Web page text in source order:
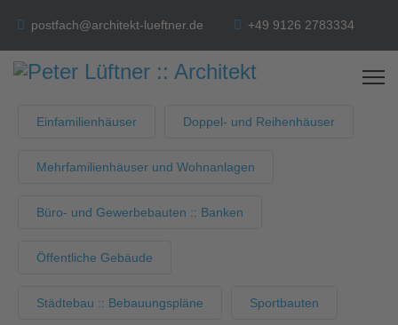
postfach@architekt-lueftner.de +49 9126 2783334
Einfamilienhäuser Doppel- und Reihenhäuser
Mehrfamilienhäuser und Wohnanlagen
Büro- und Gewerbebauten :: Banken
Öffentliche Gebäude
Städtebau :: Bebauungspläne Sportbauten